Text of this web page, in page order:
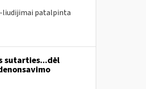
liudijimai patalpinta
sutarties...dėl